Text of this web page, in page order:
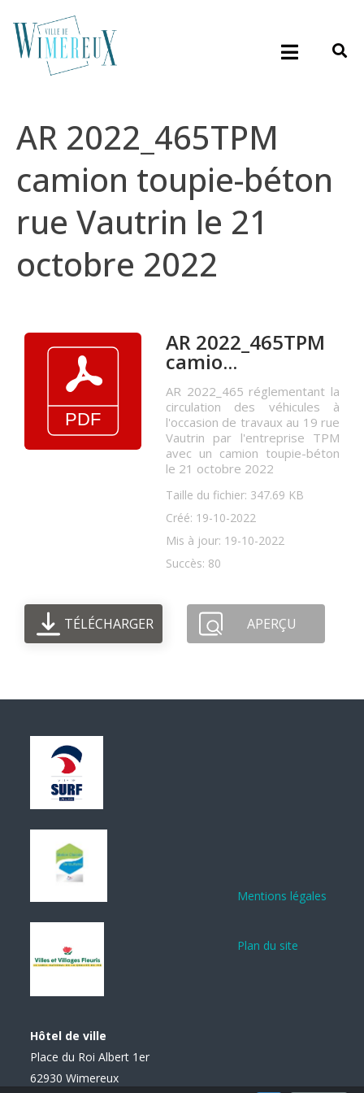
AR 2022_465TPM
camion toupie-béton
rue Vautrin le 21
octobre 2022
AR 2022_465TPM
camio...
AR 2022_465 réglementant la
circulation des véhicules à
l'occasion de travaux au 19 rue
Vautrin par l'entreprise TPM
avec un camion toupie-béton
le 21 octobre 2022
Taille du fichier: 347.69 KB
Créé: 19-10-2022
Mis à jour: 19-10-2022
Succès: 80
TÉLÉCHARGER APERÇU
Hôtel de ville
Place du Roi Albert 1er
62930 Wimereux
Mentions légales
Plan du site